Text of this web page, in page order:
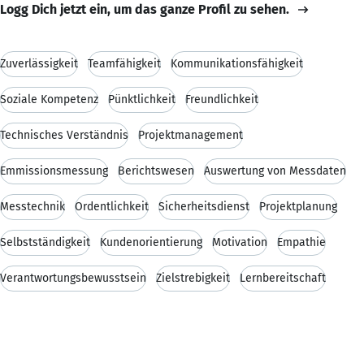
Logg Dich jetzt ein, um das ganze Profil zu sehen.
Zuverlässigkeit Teamfähigkeit Kommunikationsfähigkeit
Soziale Kompetenz Pünktlichkeit Freundlichkeit
Technisches Verständnis Projektmanagement
Emmissionsmessung Berichtswesen Auswertung von Messdaten
Messtechnik Ordentlichkeit Sicherheitsdienst Projektplanung
Selbstständigkeit Kundenorientierung Motivation Empathie
Verantwortungsbewusstsein Zielstrebigkeit Lernbereitschaft